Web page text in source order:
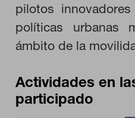
pilotos
políticas urbanas
ámbito de la
Actividades en
participado
Estas cookies nos permiten
tráfico para poder evaluar
mejorarlo. Nos ayudan a
Toda la información que
GUARDAR